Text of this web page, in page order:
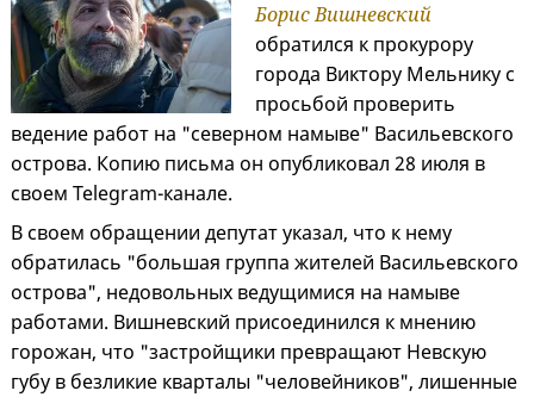
Борис Вишневский
обратился к прокурору
города Виктору Мельнику с
просьбой проверить
ведение работ на "северном намыве" Васильевского
острова. Копию письма он опубликовал 28 июля в
своем Telegram-канале.
В своем обращении депутат указал, что к нему
обратилась "большая группа жителей Васильевского
острова", недовольных ведущимися на намыве
работами. Вишневский присоединился к мнению
горожан, что "застройщики превращают Невскую
губу в безликие кварталы "человейников", лишенные